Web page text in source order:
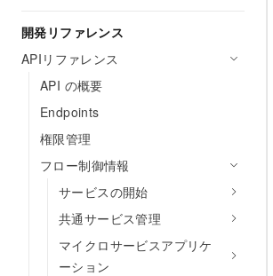
開発リファレンス
APIリファレンス
API の概要
Endpoints
権限管理
フロー制御情報
サービスの開始
共通サービス管理
マイクロサービスアプリケ
ーション